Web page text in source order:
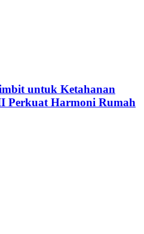
untuk Ketahanan
Perkuat Harmoni Rumah